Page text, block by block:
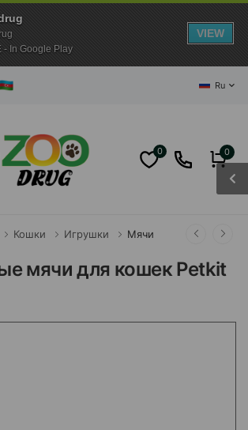
Ru
0 0
Кошки Игрушки Мячи
мячи для кошек Petkit
- In Google Play
VIEW